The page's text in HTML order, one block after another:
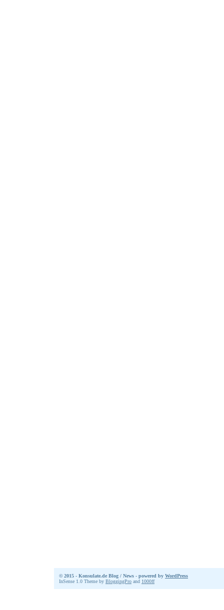
© 2015 - Konsulate.de Blog / News - powered by WordPress
InSense 1.0 Theme by BloggingPro and 1000ff